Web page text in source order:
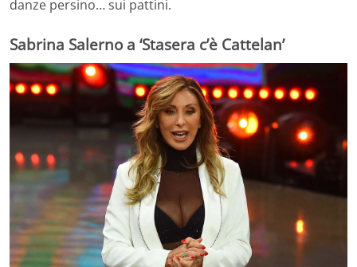
danze persino… sui pattini.
Sabrina Salerno a ‘Stasera c’è Cattelan’